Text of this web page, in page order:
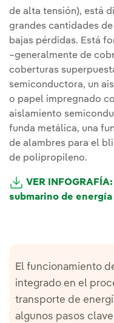
de alta tensión), está
grandes cantidades
bajas pérdidas. Está
–generalmente de
coberturas
semiconductora, un
o papel impregnado
aislamiento
funda metálica, una
de alambres para el
de polipropileno.
VER
submarino de energía
El funcionamiento
integrado en el
transporte de
algunos pasos